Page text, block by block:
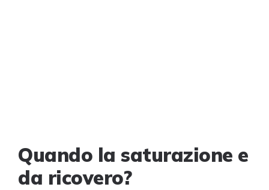
Quando la saturazione e
da ricovero?